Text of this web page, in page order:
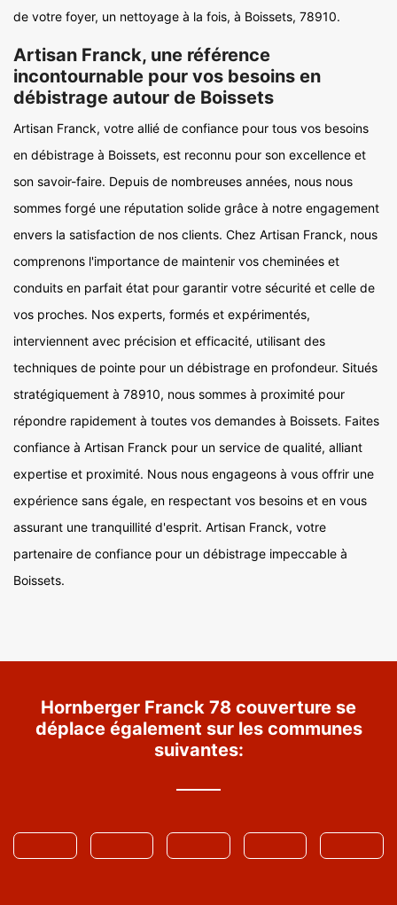
de votre foyer, un nettoyage à la fois, à Boissets, 78910.
Artisan Franck, une référence
incontournable pour vos besoins en
débistrage autour de Boissets
Artisan Franck, votre allié de confiance pour tous vos besoins
en débistrage à Boissets, est reconnu pour son excellence et
son savoir-faire. Depuis de nombreuses années, nous nous
sommes forgé une réputation solide grâce à notre engagement
envers la satisfaction de nos clients. Chez Artisan Franck, nous
comprenons l'importance de maintenir vos cheminées et
conduits en parfait état pour garantir votre sécurité et celle de
vos proches. Nos experts, formés et expérimentés,
interviennent avec précision et efficacité, utilisant des
techniques de pointe pour un débistrage en profondeur. Situés
stratégiquement à 78910, nous sommes à proximité pour
répondre rapidement à toutes vos demandes à Boissets. Faites
confiance à Artisan Franck pour un service de qualité, alliant
expertise et proximité. Nous nous engageons à vous offrir une
expérience sans égale, en respectant vos besoins et en vous
assurant une tranquillité d'esprit. Artisan Franck, votre
partenaire de confiance pour un débistrage impeccable à
Boissets.
Hornberger Franck 78 couverture se
déplace également sur les communes
suivantes: